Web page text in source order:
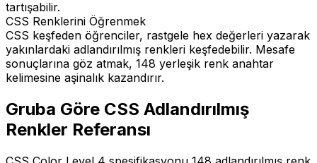
tartışabilir.
CSS Renklerini Öğrenmek
CSS keşfeden öğrenciler, rastgele hex değerleri yazarak
yakınlardaki adlandırılmış renkleri keşfedebilir. Mesafe
sonuçlarına göz atmak, 148 yerleşik renk anahtar
kelimesine aşinalık kazandırır.
Gruba Göre CSS Adlandırılmış
Renkler Referansı